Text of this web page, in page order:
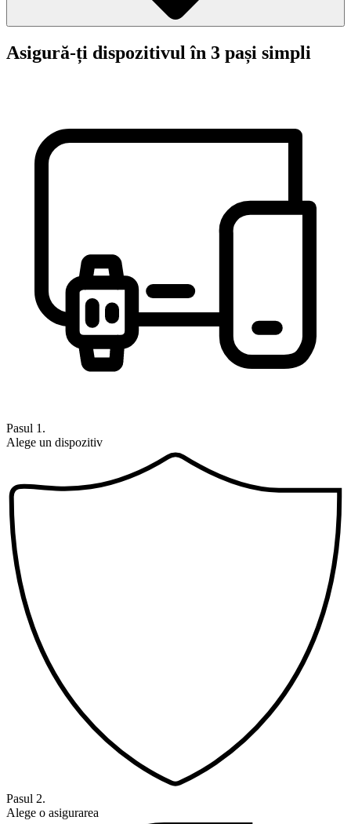
Asigură-ți dispozitivul în 3 pași simpli
Pasul 1.
Alege un dispozitiv
Pasul 2.
Alege o asigurarea